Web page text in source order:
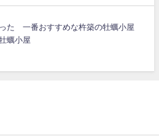
た 一番おすすめな杵築の牡蠣小屋
蠣小屋